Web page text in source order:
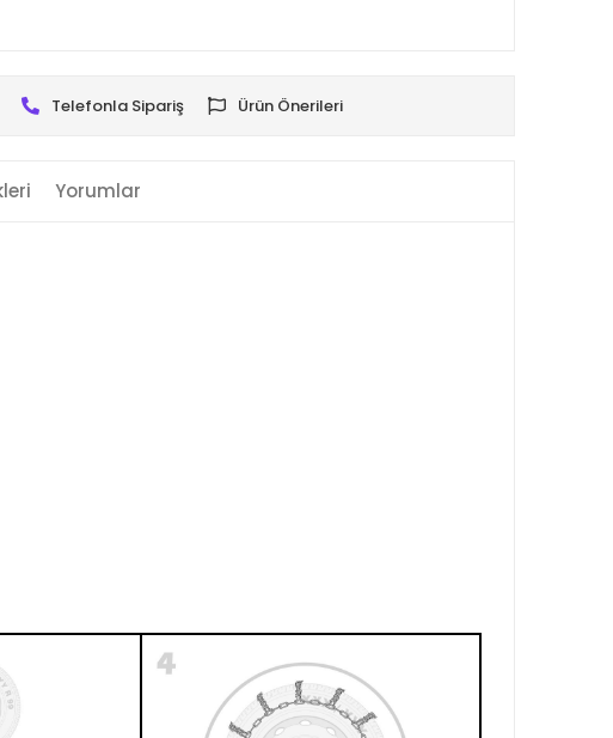
Telefonla Sipariş Ürün Önerileri
Yorumlar